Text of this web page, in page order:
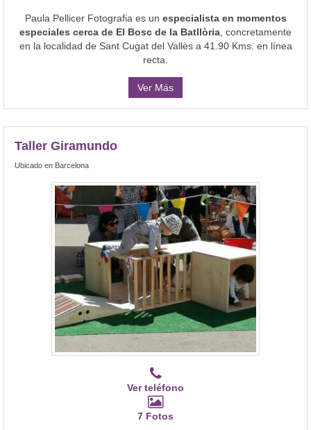
Paula Pellicer Fotografia es un especialista en momentos
especiales cerca de El Bosc de la Batllòria , concretamente
en la localidad de Sant Cugat del Vallès a 41.90 Kms. en línea
recta.
Ver Más
Taller Giramundo
Ubicado en Barcelona
Ver teléfono
7 Fotos